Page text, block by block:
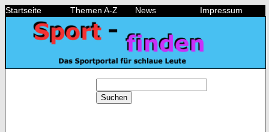
Startseite Themen A-Z News Impressum
Suchen